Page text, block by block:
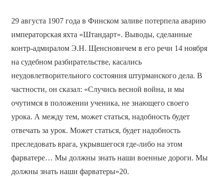
29 августа 1907 года в Финском заливе потерпела аварию
императорская яхта «Штандарт». Выводы, сделанные
контр-адмиралом Э.Н. Щенсновичем в его речи 14 ноября
на судебном разбирательстве, касались
неудовлетворительного состояния штурманского дела. В
частности, он сказал: «Случись весной война, и мы
очутимся в положении ученика, не знающего своего
урока. А между тем, может статься, надобность будет
отвечать за урок. Может статься, будет надобность
преследовать врага, укрывшегося где-либо на этом
фарватере… Мы должны знать наши военные дороги. Мы
должны знать наши фарватеры»20.